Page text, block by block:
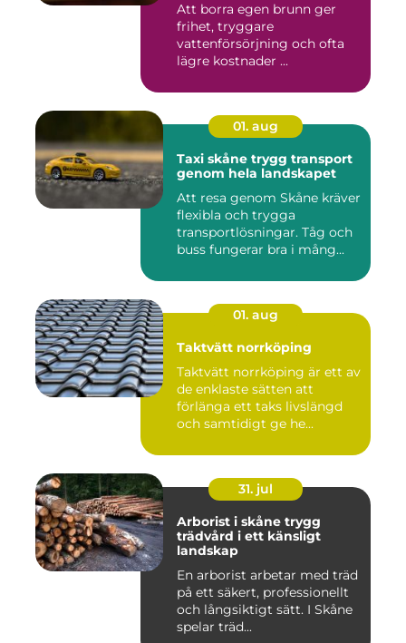
Att borra egen brunn ger
frihet, tryggare
vattenförsörjning och ofta
lägre kostnader ...
01. aug
Taxi skåne trygg transport
genom hela landskapet
Att resa genom Skåne kräver
flexibla och trygga
transportlösningar. Tåg och
buss fungerar bra i mång...
01. aug
Taktvätt norrköping
Taktvätt norrköping är ett av
de enklaste sätten att
förlänga ett taks livslängd
och samtidigt ge he...
31. jul
Arborist i skåne trygg
trädvård i ett känsligt
landskap
En arborist arbetar med träd
på ett säkert, professionellt
och långsiktigt sätt. I Skåne
spelar träd...